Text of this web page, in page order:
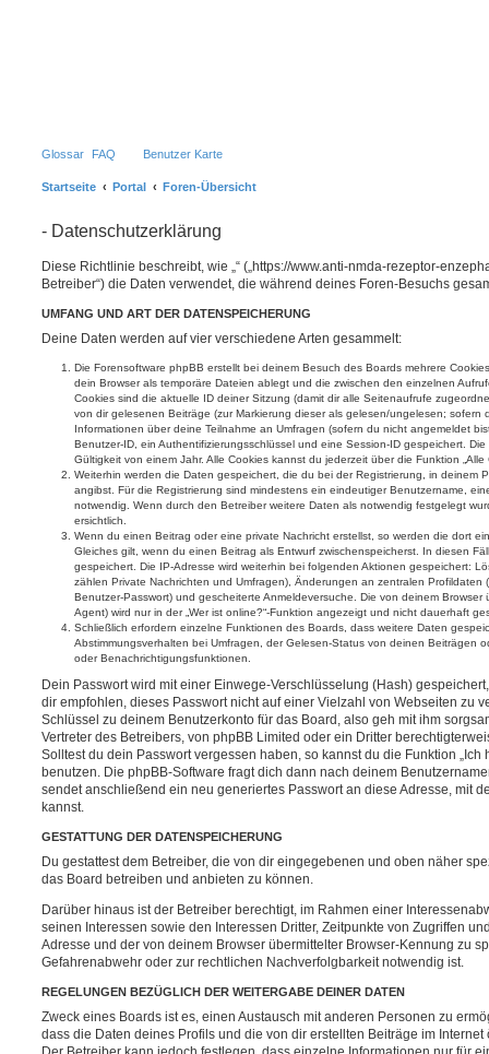
Glossar FAQ Benutzer Karte
Startseite Portal Foren-Übersicht
- Datenschutzerklärung
Diese Richtlinie beschreibt, wie „“ („https://www.anti-nmda-rezeptor-
Betreiber“) die Daten verwendet, die während deines Foren-Besuchs
UMFANG UND ART DER DATENSPEICHERUNG
Deine Daten werden auf vier verschiedene Arten gesammelt:
Die Forensoftware phpBB erstellt bei deinem Besuch des Boards mehrere
dein Browser als temporäre Dateien ablegt und die zwischen den einzelnen
Cookies sind die aktuelle ID deiner Sitzung (damit dir alle Seitenaufrufe
von dir gelesenen Beiträge (zur Markierung dieser als gelesen/ungelesen; sofern
Informationen über deine Teilnahme an Umfragen (sofern du nicht angemeldet
Benutzer-ID, ein Authentifizierungsschlüssel und eine Session-ID gespeichert.
Gültigkeit von einem Jahr. Alle Cookies kannst du jederzeit über die Funktion „Alle
Weiterhin werden die Daten gespeichert, die du bei der Registrierung, in deinem
angibst. Für die Registrierung sind mindestens ein eindeutiger Benutzername,
notwendig. Wenn durch den Betreiber weitere Daten als notwendig festgelegt
ersichtlich.
Wenn du einen Beitrag oder eine private Nachricht erstellst, so werden die dort
Gleiches gilt, wenn du einen Beitrag als Entwurf zwischenspeicherst. In diesen
gespeichert. Die IP-Adresse wird weiterhin bei folgenden Aktionen gespeichert:
zählen Private Nachrichten und Umfragen), Änderungen an zentralen Profildaten
Benutzer-Passwort) und gescheiterte Anmeldeversuche. Die von deinem Browser
Agent) wird nur in der „Wer ist online?“-Funktion angezeigt und nicht dauerhaft
Schließlich erfordern einzelne Funktionen des Boards, dass weitere Daten
Abstimmungsverhalten bei Umfragen, der Gelesen-Status von deinen Beiträgen
oder Benachrichtigungsfunktionen.
Dein Passwort wird mit einer Einwege-Verschlüsselung (Hash)
dir empfohlen, dieses Passwort nicht auf einer Vielzahl von Webseiten zu
Schlüssel zu deinem Benutzerkonto für das Board, also geh mit ihm
Vertreter des Betreibers, von phpBB Limited oder ein Dritter
Solltest du dein Passwort vergessen haben, so kannst du die Funktion „Ich
benutzen. Die phpBB-Software fragt dich dann nach deinem
sendet anschließend ein neu generiertes Passwort an diese Adresse, mit
kannst.
GESTATTUNG DER DATENSPEICHERUNG
Du gestattest dem Betreiber, die von dir eingegebenen und oben näher
das Board betreiben und anbieten zu können.
Darüber hinaus ist der Betreiber berechtigt, im Rahmen einer
seinen Interessen sowie den Interessen Dritter, Zeitpunkte von Zugriffen
Adresse und der von deinem Browser übermittelter Browser-Kennung zu
Gefahrenabwehr oder zur rechtlichen Nachverfolgbarkeit notwendig ist.
REGELUNGEN BEZÜGLICH DER WEITERGABE DEINER DATEN
Zweck eines Boards ist es, einen Austausch mit anderen Personen zu
dass die Daten deines Profils und die von dir erstellten Beiträge im